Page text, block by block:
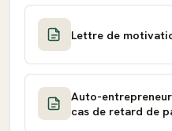
Lettre de
Auto-
cas de retard de